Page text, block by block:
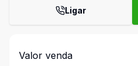
Ligar
Valor venda